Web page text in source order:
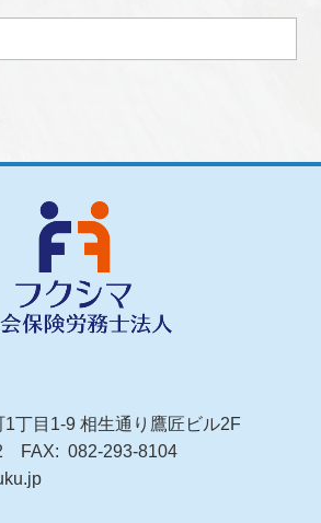
1丁目1-9 相生通り鷹匠ビル2F
FAX
082-293-8104